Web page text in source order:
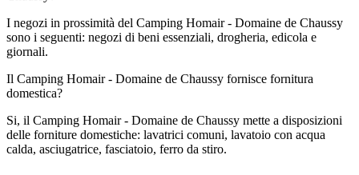
I negozi in prossimità del Camping Homair - Domaine de Chaussy
sono i seguenti: negozi di beni essenziali, drogheria, edicola e
giornali.
Il Camping Homair - Domaine de Chaussy fornisce fornitura
domestica?
Si, il Camping Homair - Domaine de Chaussy mette a disposizioni
delle forniture domestiche: lavatrici comuni, lavatoio con acqua
calda, asciugatrice, fasciatoio, ferro da stiro.